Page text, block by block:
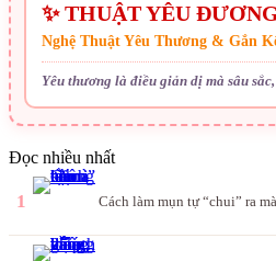
✨ THUẬT YÊU
Nghệ Thuật Yêu Thương & Gắn
Yêu thương là điều giản dị mà sâu
Đọc nhiều nhất
1 Cách làm mụn tự “chui” ra